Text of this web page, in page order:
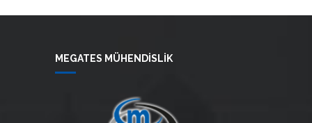
MEGATES MÜHENDİSLİK